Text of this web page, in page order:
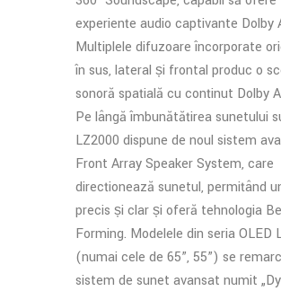
experiențe audio captivante Dolby
Multiplele difuzoare încorporate
în sus, lateral și frontal produc o
sonoră spațială cu conținut Dolby
Pe lângă îmbunătățirea sunetului
LZ2000 dispune de noul sistem
Front Array Speaker System, care
direcționează sunetul, permițând
precis și clar și oferă tehnologia
Forming. Modelele din seria OLED
(numai cele de 65”, 55”) se
sistem de sunet avansat numit